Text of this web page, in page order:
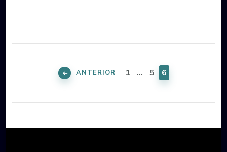
ANTERIOR PÁGINA
1 … PÁGINA
5 PÁGINA
6